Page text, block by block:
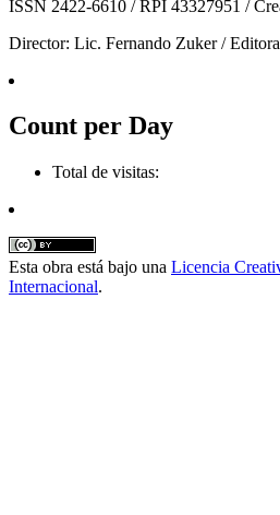
ISSN 2422-6610 / RPI 43327951 /
Director: Lic. Fernando Zuker /
Count per Day
Total de visitas:
Esta obra está bajo una Licencia
Internacional.